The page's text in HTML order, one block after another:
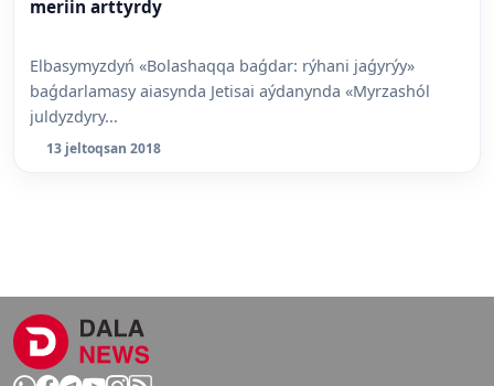
meriin arttyrdy
Elbasymyzdyń «Bolashaqqa baǵdar: rýhani jaǵyrýy»
baǵdarlamasy aiasynda Jetisai aýdanynda «Myrzashól
juldyzdyry...
13 jeltoqsan 2018